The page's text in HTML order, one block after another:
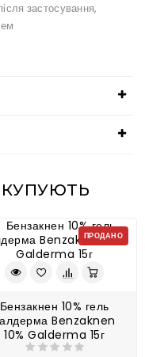
застосування,
ПРОДАНО
Бензакнен 10% гель
Benzaknen
10% Galderma 15г